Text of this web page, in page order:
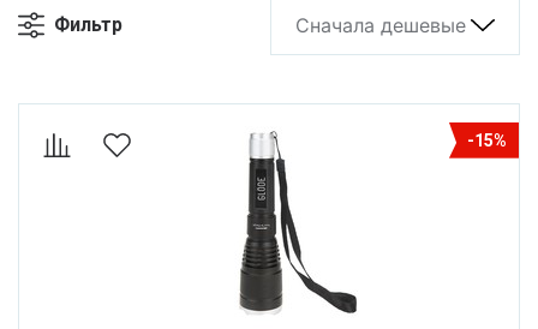
Фильтр Сначала дешевые
-15%